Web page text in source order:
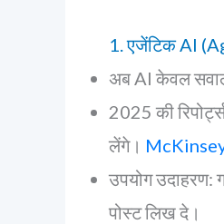
1. एजेंटिक AI
अब AI केवल
2025 की
लेंगे।
उपयोग
पोस्ट लिख दे।